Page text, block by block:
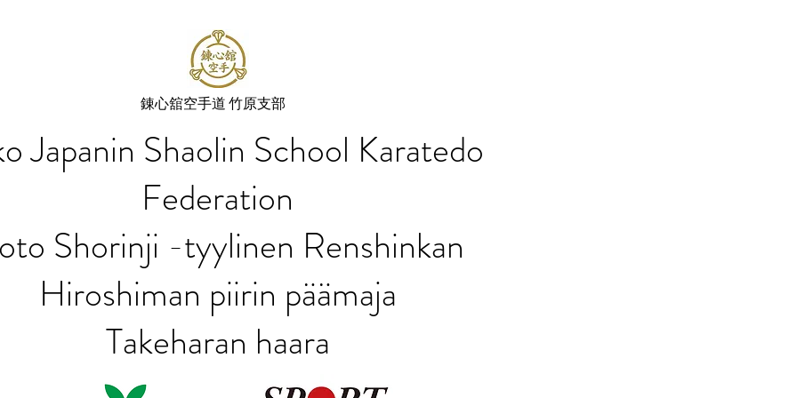
​錬心舘空手道 竹原支部
Japanin Shaolin School Karatedo
Federation
Shorinji -tyylinen Renshinkan
Hiroshiman piirin päämaja
Takeharan haara